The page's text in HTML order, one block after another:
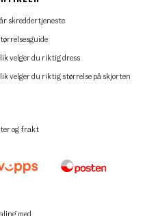
skreddertjeneste
velger du riktig dress
velger du riktig størrelse på skjorten
og frakt
med